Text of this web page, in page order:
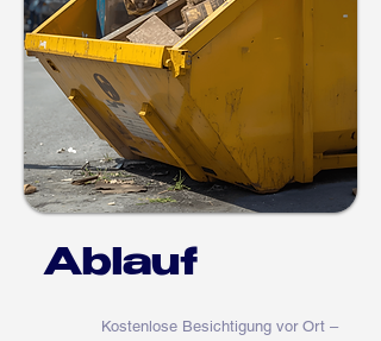
Ablauf
Kostenlose Besichtigung vor Ort –